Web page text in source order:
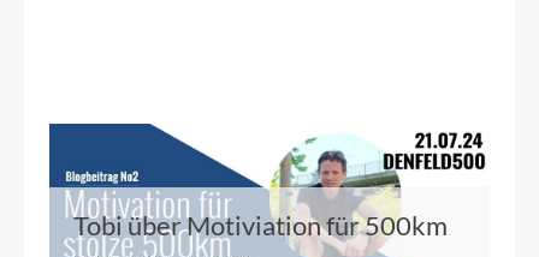
Tobi über Motiviation für 500km